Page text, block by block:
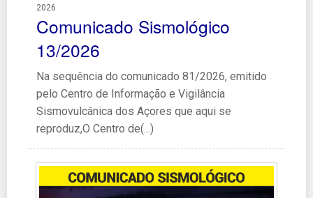
2026
Comunicado Sismológico
13/2026
Na sequência do comunicado 81/2026, emitido
pelo Centro de Informação e Vigilância
Sismovulcânica dos Açores que aqui se
reproduz,O Centro de(...)